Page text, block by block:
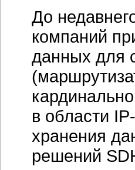
До
компаний
данных для
в области
хранения
решений